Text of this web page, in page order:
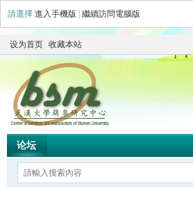
請選擇 進入手機版 繼續訪問電腦版
设为首页 收藏本站
论坛